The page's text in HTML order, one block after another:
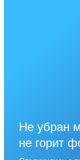
Не убран
не горит